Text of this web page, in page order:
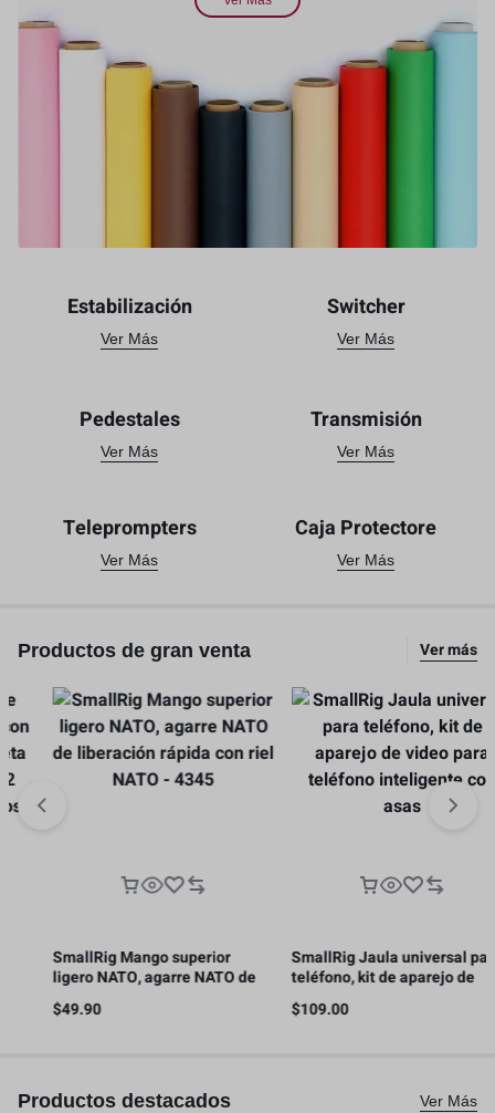
Estabilización
Ver Más
Switcher
Ver Más
Pedestales
Ver Más
Transmisión
Ver Más
Teleprompters
Ver Más
Caja Protectore
Ver Más
Productos de gran venta Ver más
SmallRig Mango superior
ligero NATO, agarre NATO de
liberación rápida con riel NATO
– 4345
49.90
SmallRig Jaula universal para
teléfono, kit de aparejo de
video para teléfono inteligente
con asas
109.00
Productos destacados Ver Más